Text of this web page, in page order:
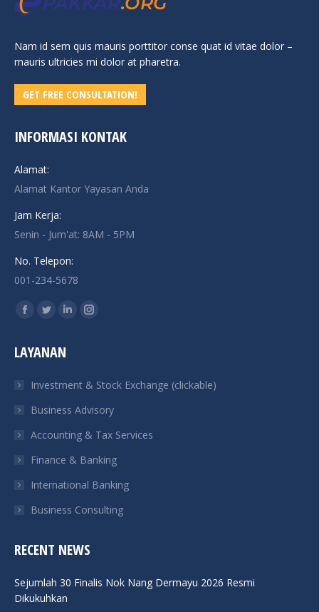
Nam id sem quis mauris porttitor conse quat id vitae dolor –
mauris ultricies mi dolor at pharetra.
GET FREE CONSULTATION!
INFORMASI KONTAK
Alamat:
Alamat Kantor Yayasan Anda
Jam Kerja:
Senin - Jum'at: 8AM - 5PM
No. Telepon:
001-234-5678
Find us on:
Facebook
opens
new
window
Twitter
opens
new
window
Linkedin
new
window
Instagram
new
window
LAYANAN
Investment & Stock Exchange (clickable)
Business Advisory
Accounting & Tax Services
Finance & Banking
International Banking
Business Consulting
RECENT NEWS
Sejumlah 30 Finalis Nok Nang Dermayu 2026 Resmi
Dikukuhkan